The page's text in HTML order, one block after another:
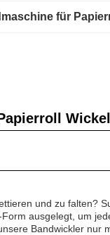
für
und zu falten?
ausgelegt, um
Bandwickler nur